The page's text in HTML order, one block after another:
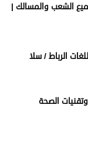
الشعب والمسالك |
الرباط / سلا
الصحة